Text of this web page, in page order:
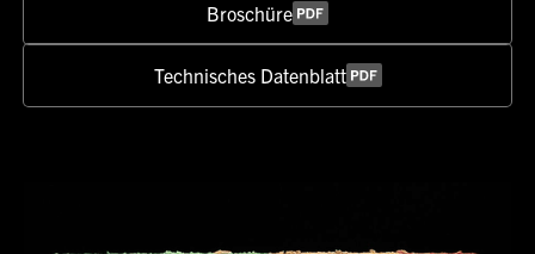
Broschüre
Technisches Datenblatt